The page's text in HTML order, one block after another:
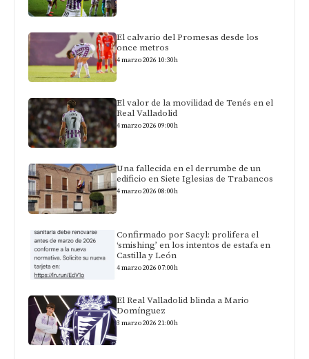
El calvario del Promesas desde los
once metros
4 marzo 2026 10:30h
El valor de la movilidad de Tenés en el
Real Valladolid
4 marzo 2026 09:00h
Una fallecida en el derrumbe de un
edificio en Siete Iglesias de Trabancos
4 marzo 2026 08:00h
Confirmado por Sacyl: prolifera el
‘smishing’ en los intentos de estafa en
Castilla y León
4 marzo 2026 07:00h
El Real Valladolid blinda a Mario
Domínguez
3 marzo 2026 21:00h